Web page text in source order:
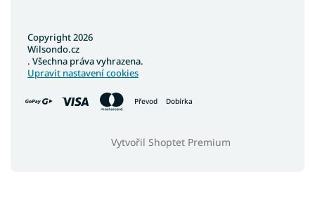
Převod Dobírka
Vytvořil Shoptet Premium
Copyright 2026
Wilsondo.cz
. Všechna práva vyhrazena.
Upravit nastavení cookies